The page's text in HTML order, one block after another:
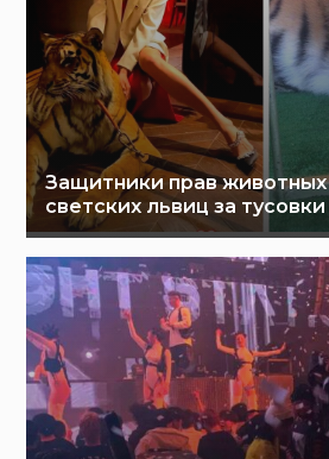
Защитники прав животных
светских львиц за